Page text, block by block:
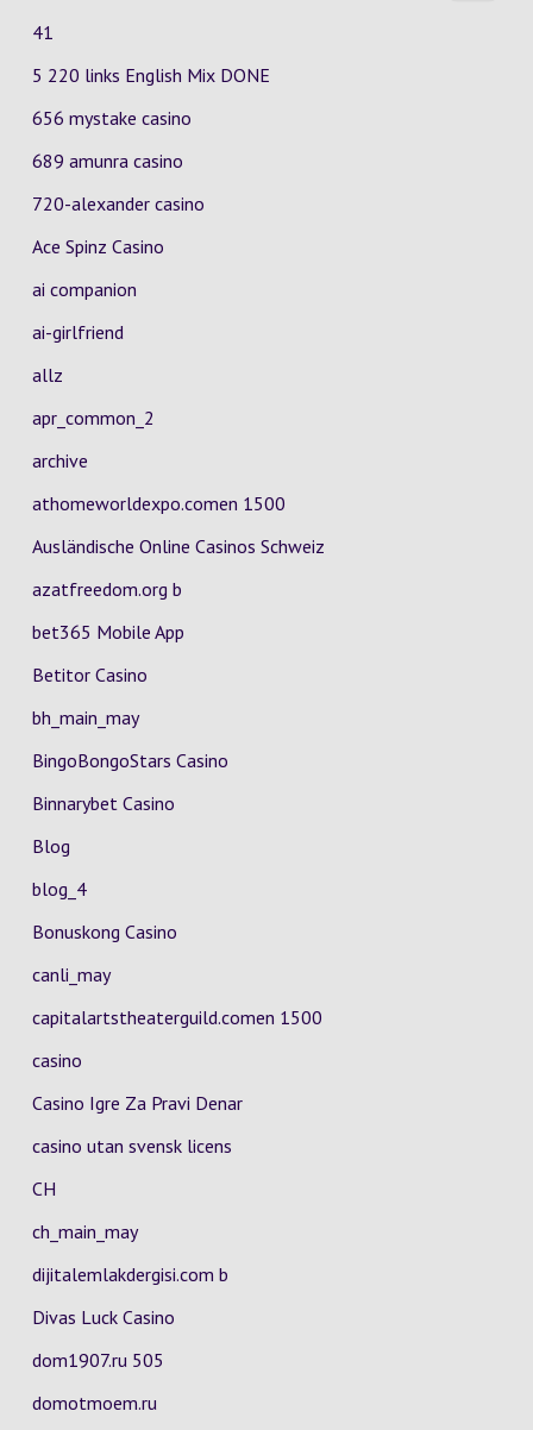
41
5 220 links English Mix DONE
656 mystake casino
689 amunra casino
720-alexander casino
Ace Spinz Casino
ai companion
ai-girlfriend
allz
apr_common_2
archive
athomeworldexpo.comen 1500
Ausländische Online Casinos Schweiz
azatfreedom.org b
bet365 Mobile App
Betitor Casino
bh_main_may
BingoBongoStars Casino
Binnarybet Casino
Blog
blog_4
Bonuskong Casino
canli_may
capitalartstheaterguild.comen 1500
casino
Casino Igre Za Pravi Denar
casino utan svensk licens
CH
ch_main_may
dijitalemlakdergisi.com b
Divas Luck Casino
dom1907.ru 505
domotmoem.ru